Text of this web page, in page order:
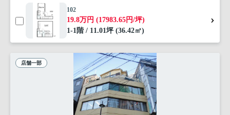
102
19.8万円 (17983.65円/坪)
1-1階 / 11.01坪 (36.42㎡)
店舗一部